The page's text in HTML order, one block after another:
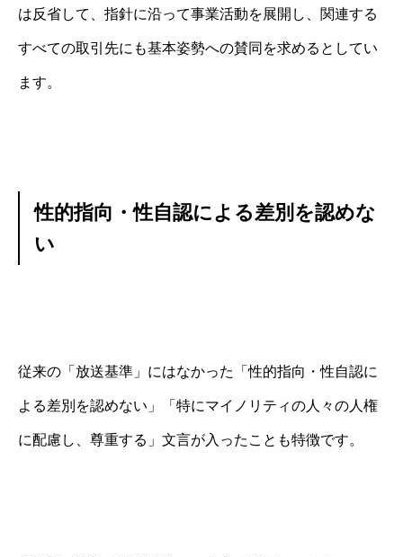
は反省して、指針に沿って事業活動を展開し、関連する
すべての取引先にも基本姿勢への賛同を求めるとしてい
ます。
性的指向・性自認による差別を認めな
い
従来の「放送基準」にはなかった「性的指向・性自認に
よる差別を認めない」「特にマイノリティの人々の人権
に配慮し、尊重する」文言が入ったことも特徴です。